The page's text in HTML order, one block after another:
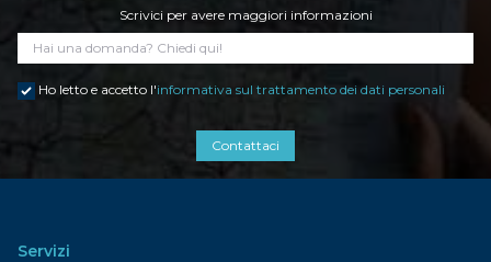
Scrivici per avere maggiori informazioni
Ho letto e accetto l'informativa sul trattamento dei dati personali
Contattaci
Servizi